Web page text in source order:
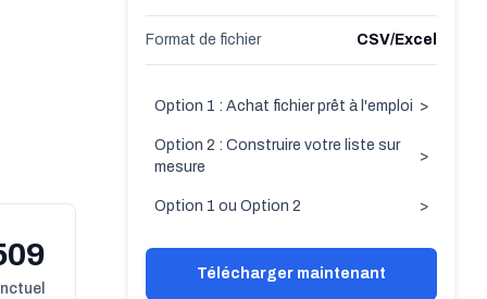
Format de fichier CSV/Excel
Option 1 : Achat fichier prêt à l'emploi >
Option 2 : Construire votre liste sur
mesure
>
Option 1 ou Option 2 >
Télécharger maintenant